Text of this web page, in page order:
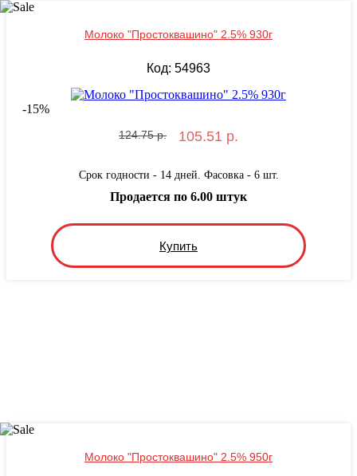
Молоко "Простоквашино" 2.5% 930г
Код: 54963
-15%
124.75 р. 105.51 р.
Срок годности - 14 дней. Фасовка - 6 шт.
Купить
Продается по 6.00 штук
Молоко "Простоквашино" 2.5% 950г